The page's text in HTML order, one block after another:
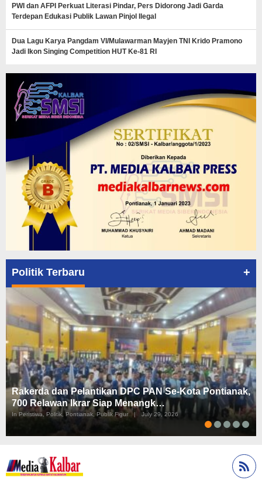
PWI dan AFPI Perkuat Literasi Pindar, Pers Didorong Jadi Garda
Terdepan Edukasi Publik Lawan Pinjol Ilegal
Dua Lagu Karya Pangdam VI/Mulawarman Mayjen TNI Krido Pramono
Jadi Ikon Singing Competition HUT Ke-81 RI
Politik Terbaru +
Rakerda dan Pelantikan DPC PAN Se-Kota Pontianak,
700 Relawan Ikrar Siap Menangk…
In Peristiwa, Politik, Pontianak, Publik Figur | July 29, 2026